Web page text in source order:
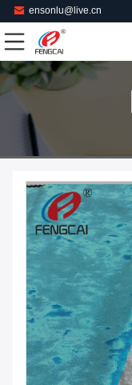
ensonlu@live.cn